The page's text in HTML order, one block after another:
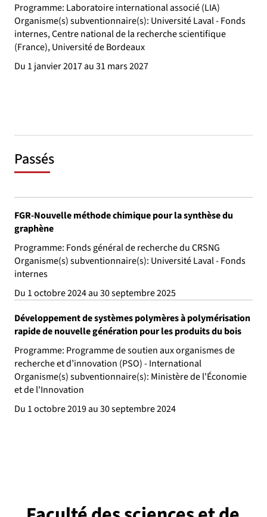
Programme: Laboratoire international associé (LIA)
Organisme(s) subventionnaire(s): Université Laval - Fonds
internes, Centre national de la recherche scientifique
(France), Université de Bordeaux
Du 1 janvier 2017 au 31 mars 2027
Passés
FGR-Nouvelle méthode chimique pour la synthèse du
graphène
Programme: Fonds général de recherche du CRSNG
Organisme(s) subventionnaire(s): Université Laval - Fonds
internes
Du 1 octobre 2024 au 30 septembre 2025
Développement de systèmes polymères à polymérisation
rapide de nouvelle génération pour les produits du bois
Programme: Programme de soutien aux organismes de
recherche et d’innovation (PSO) - International
Organisme(s) subventionnaire(s): Ministère de l'Économie
et de l'Innovation
Du 1 octobre 2019 au 30 septembre 2024